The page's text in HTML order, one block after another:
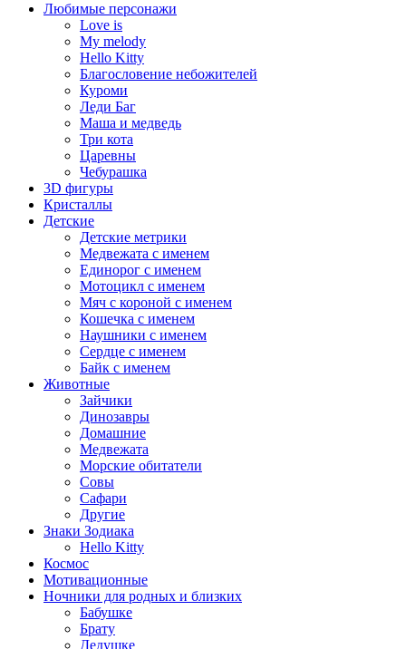
Любимые персонажи
Love is
My melody
Hello Kitty
Благословение небожителей
Куроми
Леди Баг
Маша и медведь
Три кота
Царевны
Чебурашка
3D фигуры
Кристаллы
Детские
Детские метрики
Медвежата с именем
Единорог с именем
Мотоцикл с именем
Мяч с короной с именем
Кошечка с именем
Наушники с именем
Сердце с именем
Байк с именем
Животные
Зайчики
Динозавры
Домашние
Медвежата
Морские обитатели
Совы
Сафари
Другие
Знаки Зодиака
Hello Kitty
Космос
Мотивационные
Ночники для родных и близких
Бабушке
Брату
Дедушке